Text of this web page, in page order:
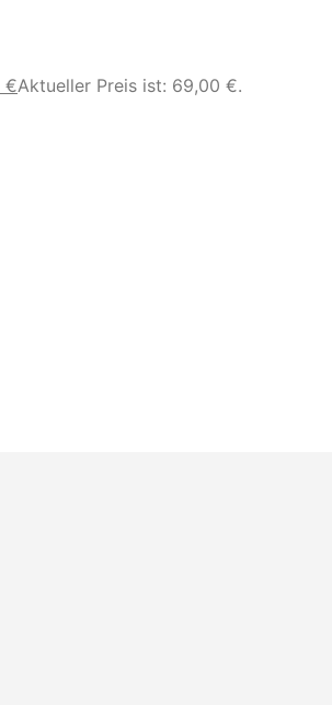
€Aktueller Preis ist: 69,00 €.